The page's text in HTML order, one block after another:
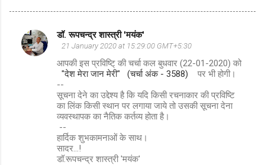
C
o
डॉ. रूपचन्द्र शास्त्री 'मयंक'
21 January 2020 at 15:29:00 GMT+5:30
आपकी इस प्रविष्टि् की चर्चा कल बुधवार (22-01-2020) को
"देश मेरा जान मेरी" (चर्चा अंक - 3588)
पर भी होगी।
--
सूचना देने का उद्देश्य है कि यदि किसी रचनाकार की प्रविष्टि
का लिंक किसी स्थान पर लगाया जाये तो उसकी सूचना देना
व्यवस्थापक का नैतिक कर्तव्य होता है।
--
हार्दिक शुभकामनाओं के साथ।
सादर...!
डॉ.रूपचन्द्र शास्त्री 'मयंक'